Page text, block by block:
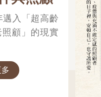
邁入「超高齡
顧」的現實